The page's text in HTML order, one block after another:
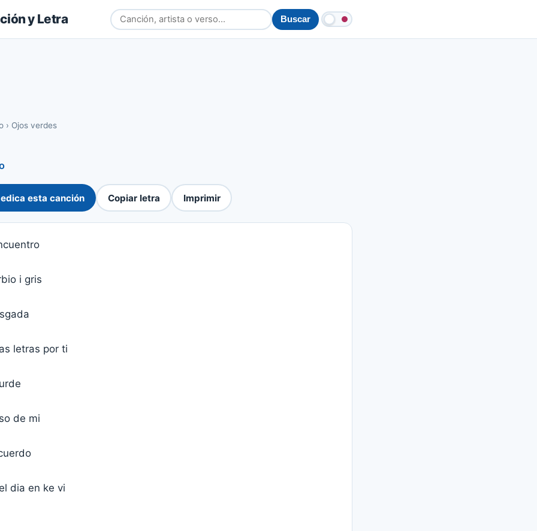
y Letra Buscar
› Ojos verdes
esta canción Copiar letra Imprimir
i gris
letras por ti
de mi
dia en ke vi